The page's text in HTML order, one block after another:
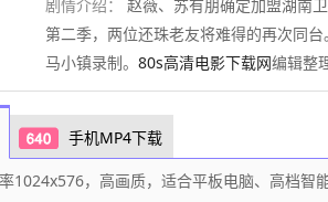
剧情介绍：
赵薇、苏有朋确定加盟湖南
第二季，两位还珠老友将难得的再次同
马小镇录制。 80s高清电影下载网编辑整
手机MP4下载
1024x576，高画质，适合平板电脑、高档智